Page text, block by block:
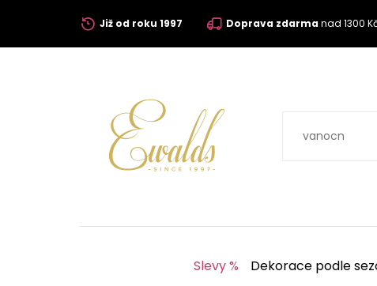
Již od roku 1997 Doprava zdarmanad 1300
Slevy % Dekorace podle